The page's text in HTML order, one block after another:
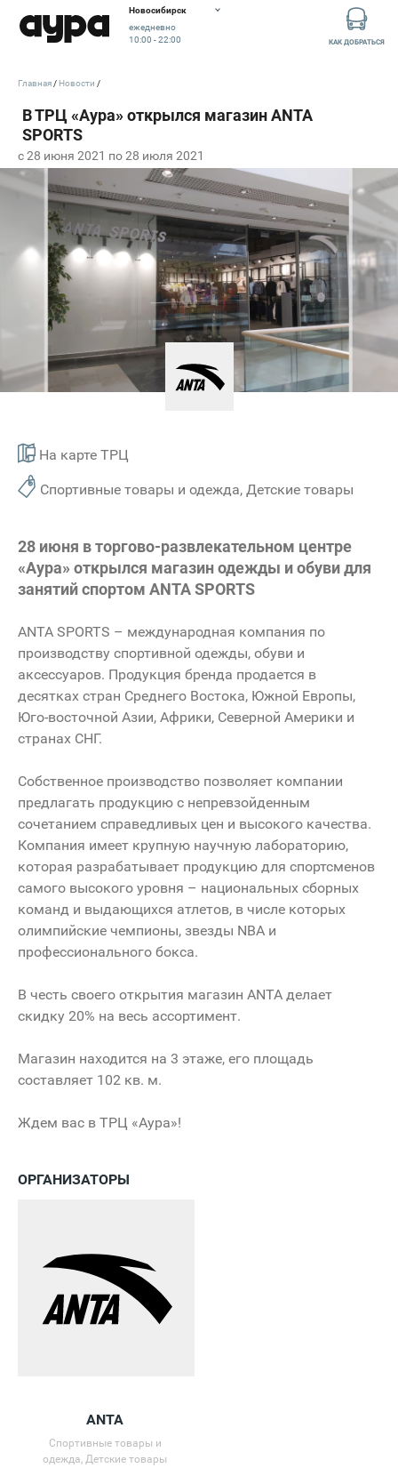
Новосибирск
ежедневно
10:00 - 22:00
КАК ДОБРАТЬСЯ
c 28 июня 2021 по 28 июля 2021
На карте ТРЦ
Спортивные товары и одежда, Детские товары
Главная Новости
28 июня в торгово-развлекательном центре
«Аура» открылся магазин одежды и обуви для
занятий спортом ANTA SPORTS
ANTA SPORTS – международная компания по
производству спортивной одежды, обуви и
аксессуаров. Продукция бренда продается в
десятках стран Среднего Востока, Южной Европы,
Юго-восточной Азии, Африки, Северной Америки и
странах СНГ.
Собственное производство позволяет компании
предлагать продукцию с непревзойденным
сочетанием справедливых цен и высокого качества.
Компания имеет крупную научную лабораторию,
которая разрабатывает продукцию для спортсменов
самого высокого уровня – национальных сборных
команд и выдающихся атлетов, в числе которых
олимпийские чемпионы, звезды NBA и
профессионального бокса.
В честь своего открытия магазин ANTA делает
скидку 20% на весь ассортимент.
Магазин находится на 3 этаже, его площадь
составляет 102 кв. м.
Ждем вас в ТРЦ «Аура»!
ОРГАНИЗАТОРЫ
ANTA
Спортивные товары и
одежда, Детские товары